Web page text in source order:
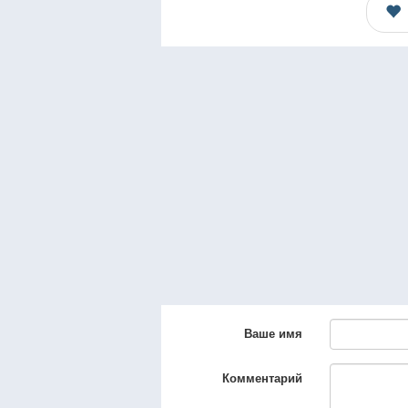
Ваше имя
Комментарий